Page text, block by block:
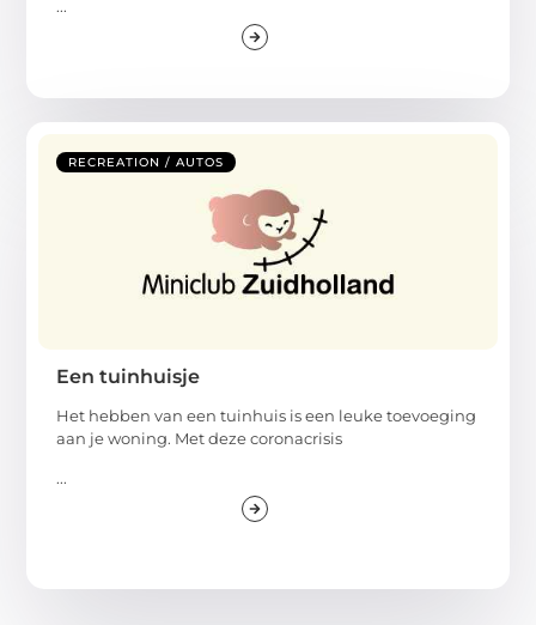
...
RECREATION / AUTOS
Een tuinhuisje
Het hebben van een tuinhuis is een leuke toevoeging
aan je woning. Met deze coronacrisis
...